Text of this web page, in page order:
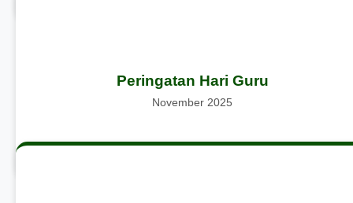
Peringatan Hari Guru
November 2025
pemberian apresiasi, serta pertunjukan seni dari siswa
bentuk penghormatan kepada